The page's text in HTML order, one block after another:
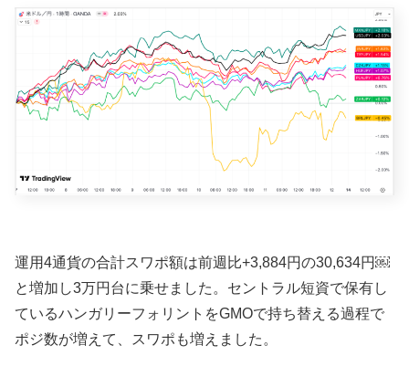
運用4通貨の合計スワポ額は前週比+3,884円の30,634円￼
と増加し3万円台に乗せました。セントラル短資で保有し
ているハンガリーフォリントをGMOで持ち替える過程で
ポジ数が増えて、スワポも増えました。